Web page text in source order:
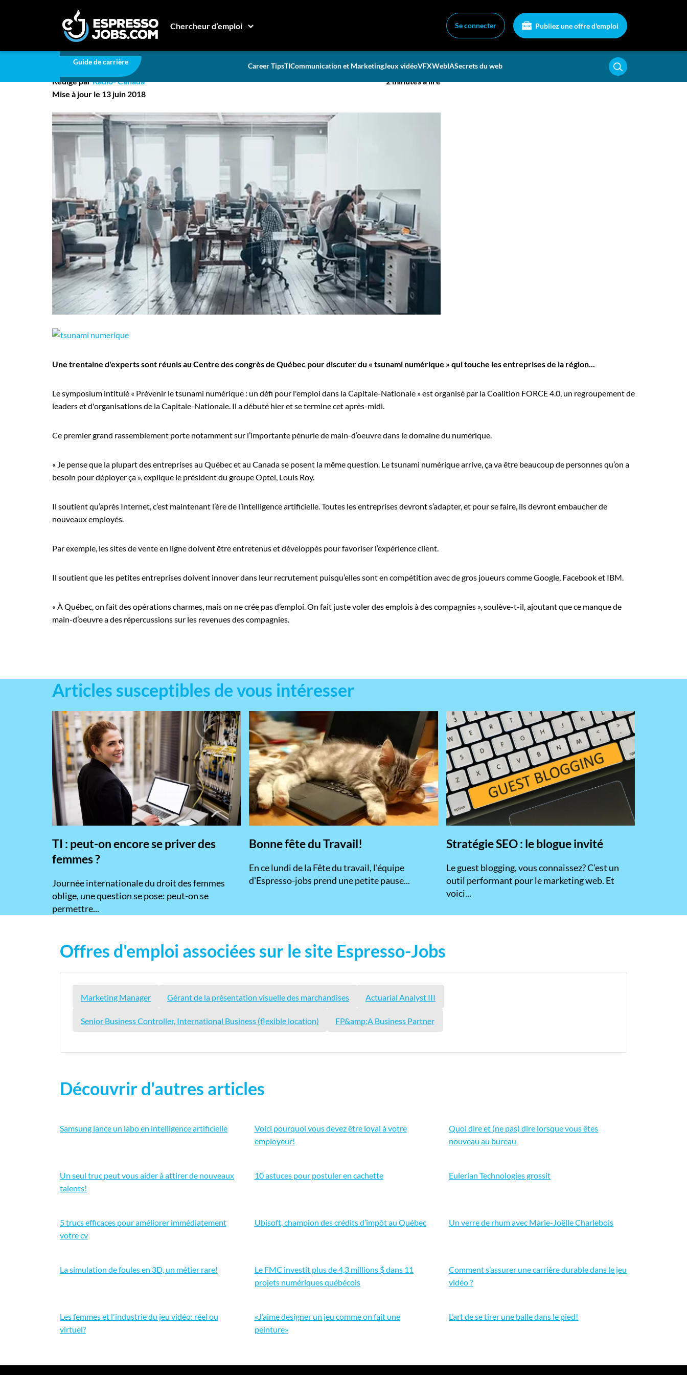
Chercheur d’emploi Se connecter Publiez une offre d'emploi
Créez un compte
Emplois
Recherchez un emploi
Compagnies
Ma boîte à outils
Conseils carrière
Nos chroniques
Inscrivez-vous à l'infolettre
Employeurs
Publiez une offre d'emploi
Guide de carrière Career TipsTICommunication et MarketingJeux vidéoVFXWebIASecrets du web
Carrière Prévenir le « tsunami numérique »
Prévenir le « tsunami numérique »
Rédigé parRadio- Canada
Mise à jour le 13 juin 2018
2 minutes à lire
Une trentaine d'experts sont réunis au Centre des congrès de Québec pour discuter du « tsunami numérique » qui touche les entreprises de la région...
Le symposium intitulé « Prévenir le tsunami numérique : un défi pour l'emploi dans la Capitale-Nationale » est organisé par la Coalition FORCE 4.0, un regroupement de
leaders et d'organisations de la Capitale-Nationale. Il a débuté hier et se termine cet après-midi.
Ce premier grand rassemblement porte notamment sur l’importante pénurie de main-d’oeuvre dans le domaine du numérique.
« Je pense que la plupart des entreprises au Québec et au Canada se posent la même question. Le tsunami numérique arrive, ça va être beaucoup de personnes qu’on a
besoin pour déployer ça », explique le président du groupe Optel, Louis Roy.
Il soutient qu’après Internet, c’est maintenant l’ère de l’intelligence artificielle. Toutes les entreprises devront s’adapter, et pour se faire, ils devront embaucher de
nouveaux employés.
Par exemple, les sites de vente en ligne doivent être entretenus et développés pour favoriser l’expérience client.
Il soutient que les petites entreprises doivent innover dans leur recrutement puisqu’elles sont en compétition avec de gros joueurs comme Google, Facebook et IBM.
« À Québec, on fait des opérations charmes, mais on ne crée pas d’emploi. On fait juste voler des emplois à des compagnies », soulève-t-il, ajoutant que ce manque de
main-d’oeuvre a des répercussions sur les revenues des compagnies.
Articles susceptibles de vous intéresser
TI : peut-on encore se priver des
femmes ?
​Journée internationale du droit des femmes
oblige, une question se pose: peut-on se
permettre...
Bonne fête du Travail!
En ce lundi de la Fête du travail, l'équipe
d'Espresso-jobs prend une petite pause...
Stratégie SEO : le blogue invité
​Le guest blogging, vous connaissez? C’est un
outil performant pour le marketing web. Et
voici...
Offres d'emploi associées sur le site Espresso-Jobs
Marketing Manager Gérant de la présentation visuelle des marchandises Actuarial Analyst III
Senior Business Controller, International Business (flexible location) FP&amp;A Business Partner
Découvrir d'autres articles
Samsung lance un labo en intelligence artificielle
Voici pourquoi vous devez être loyal à votre
employeur!
Quoi dire et (ne pas) dire lorsque vous êtes
nouveau au bureau
Un seul truc peut vous aider à attirer de nouveaux
talents!
10 astuces pour postuler en cachette Eulerian Technologies grossit
5 trucs efficaces pour améliorer immédiatement
votre cv
Ubisoft, champion des crédits d’impôt au Québec Un verre de rhum avec Marie-Joëlle Charlebois
La simulation de foules en 3D, un métier rare!
Le FMC investit plus de 4,3 millions $ dans 11
projets numériques québécois
Comment s’assurer une carrière durable dans le jeu
vidéo ?
Les femmes et l'industrie du jeu vidéo: réel ou
virtuel?
«J’aime designer un jeu comme on fait une
peinture»
L’art de se tirer une balle dans le pied!